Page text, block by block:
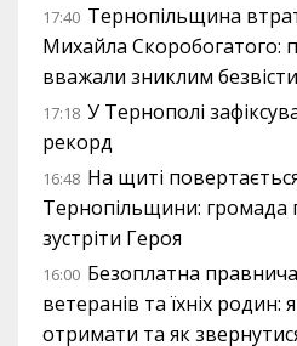
17:40 Тернопільщина
Михайла Скоробогатого:
вважали зниклим безвісти
17:18 У Тернополі
рекорд
16:48 На щиті
Тернопільщини: громада
зустріти Героя
16:00 Безоплатна
ветеранів та їхніх родин:
отримати та як